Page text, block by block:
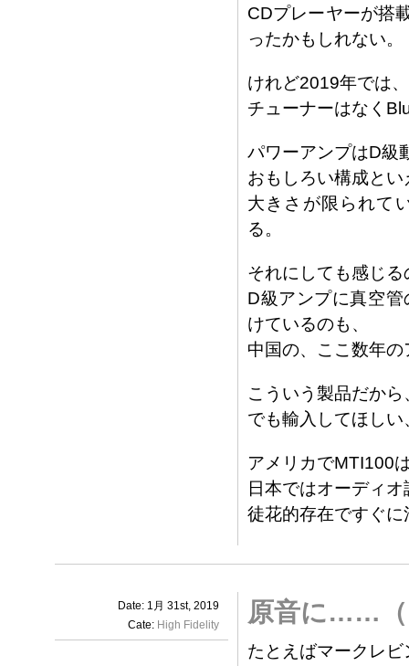
CDプレーヤーが搭
ったかもしれない。
けれど2019年では
チューナーはなく
パワーアンプはD級
おもしろい構成と
大きさが限られて
る。
それにしても感じ
D級アンプに真空
けているのも、
中国の、ここ数年
こういう製品だか
でも輸入してほし
アメリカでMTI100
日本ではオーディ
徒花的存在ですぐ
Date: 1月 31st, 2019
Cate: High Fidelity 原音に……（
たとえばマークレ